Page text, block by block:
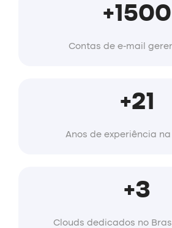
+1500
Contas de e-mail
+21
Anos de experiência
+3
Clouds dedicados no